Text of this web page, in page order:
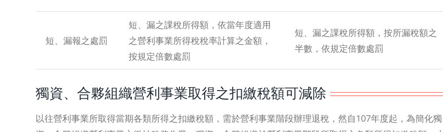
短、漏報之處罰
短、漏之課稅所得額，依當年度適用
之營利事業所得稅稅率計算之金額，
按規定倍數處罰
短、漏之課稅所得額，按所漏稅額之
半數，依規定倍數處罰
獨資、合夥組織營利事業取得之扣繳稅額可減除
以往營利事業所取得當期各類所得之扣繳稅額，需於營利事業階段辦理退稅，然自107年度起，為簡化獨